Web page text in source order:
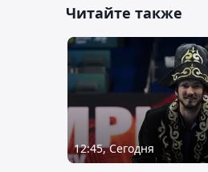
Читайте также
12:45, Сегодня